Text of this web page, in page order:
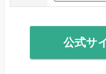
公式サ